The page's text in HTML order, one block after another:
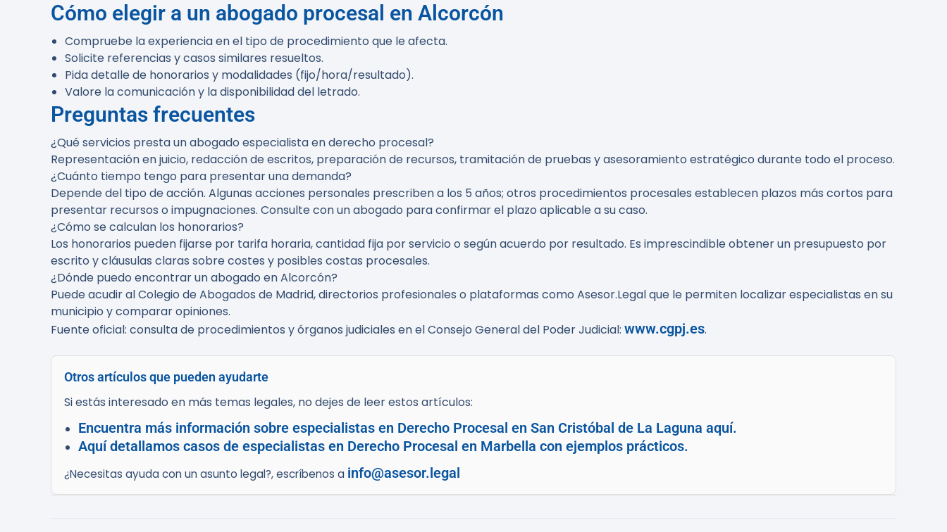
Cómo elegir a un abogado procesal en Alcorcón
Compruebe la experiencia en el tipo de procedimiento que le afecta.
Solicite referencias y casos similares resueltos.
Pida detalle de honorarios y modalidades (fijo/hora/resultado).
Valore la comunicación y la disponibilidad del letrado.
Preguntas frecuentes
¿Qué servicios presta un abogado especialista en derecho procesal?
Representación en juicio, redacción de escritos, preparación de recursos, tramitación de pruebas y asesoramiento estratégico durante todo el proceso.
¿Cuánto tiempo tengo para presentar una demanda?
Depende del tipo de acción. Algunas acciones personales prescriben a los 5 años; otros procedimientos procesales establecen plazos más cortos para
presentar recursos o impugnaciones. Consulte con un abogado para confirmar el plazo aplicable a su caso.
¿Cómo se calculan los honorarios?
Los honorarios pueden fijarse por tarifa horaria, cantidad fija por servicio o según acuerdo por resultado. Es imprescindible obtener un presupuesto por
escrito y cláusulas claras sobre costes y posibles costas procesales.
¿Dónde puedo encontrar un abogado en Alcorcón?
Puede acudir al Colegio de Abogados de Madrid, directorios profesionales o plataformas como Asesor.Legal que le permiten localizar especialistas en su
municipio y comparar opiniones.
Fuente oficial: consulta de procedimientos y órganos judiciales en el Consejo General del Poder Judicial: www.cgpj.es.
Otros artículos que pueden ayudarte
Si estás interesado en más temas legales, no dejes de leer estos artículos:
Encuentra más información sobre especialistas en Derecho Procesal en San Cristóbal de La Laguna aquí.
Aquí detallamos casos de especialistas en Derecho Procesal en Marbella con ejemplos prácticos.
¿Necesitas ayuda con un asunto legal?, escríbenos a info@asesor.legal